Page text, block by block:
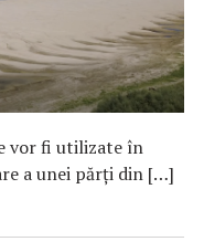
vor fi utilizate în
a unei părţi din […]